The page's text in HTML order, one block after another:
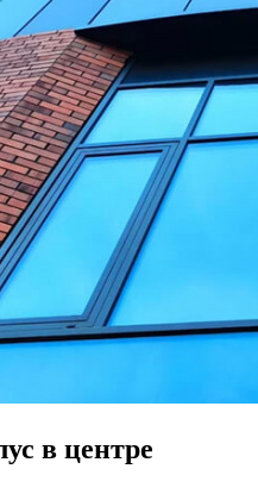
в центре